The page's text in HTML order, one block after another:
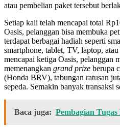
atau pembelian paket tersebut
Setiap kali telah mencapai total
Oasis, pelanggan bisa membuka
terdapat berbagai hadiah seperti
smartphone, tablet, TV, laptop,
mencapai ketiga Oasis, pelanggan
memenangkan grand prize berupa
(Honda BRV), tabungan ratusan
sepeda. Semakin banyak transaksi
Baca juga: Pembagian